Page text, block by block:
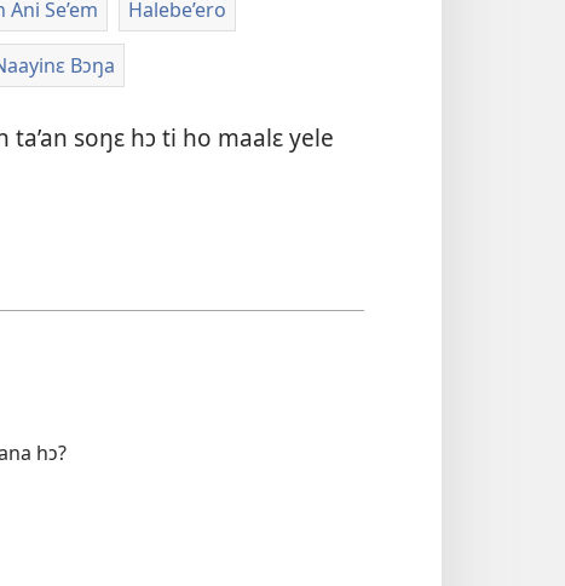
Ani Se’em Halebe’ero
Bɔŋa
soŋɛ hɔ ti ho maalɛ yele
hɔ?